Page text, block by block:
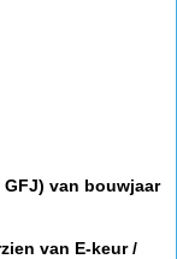
van bouwjaar
van E-keur /